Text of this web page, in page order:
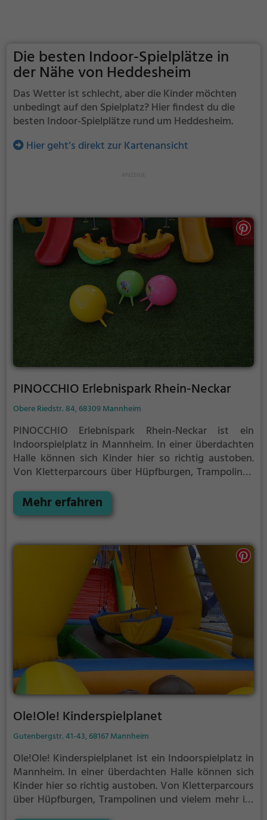
Die besten Indoor-Spielplätze in
der Nähe von Heddesheim
Das Wetter ist schlecht, aber die Kinder möchten
unbedingt auf den Spielplatz? Hier findest du die
besten Indoor-Spielplätze rund um Heddesheim.
Hier geht’s direkt zur Kartenansicht
PINOCCHIO Erlebnispark Rhein-Neckar
Obere Riedstr. 84, 68309 Mannheim
PINOCCHIO Erlebnispark Rhein-Neckar ist ein
Indoorspielplatz in Mannheim. In einer überdachten
Halle können sich Kinder hier so richtig austoben.
Von Kletterparcours über Hüpfburgen, Trampolinen
Rhein-Neckar für jeden etwas dabei.
Mehr erfahren
Ole!Ole! Kinderspielplanet
Gutenbergstr. 41-43, 68167 Mannheim
Ole!Ole! Kinderspielplanet ist ein Indoorspielplatz in
Mannheim. In einer überdachten Halle können sich
Kinder hier so richtig austoben. Von Kletterparcours
über Hüpfburgen, Trampolinen und vielem mehr ist